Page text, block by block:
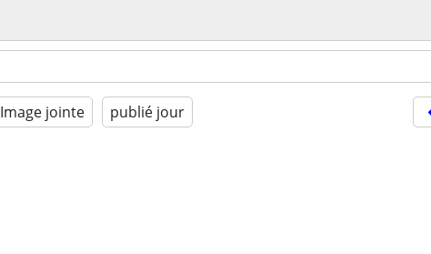
Image jointe publié jour